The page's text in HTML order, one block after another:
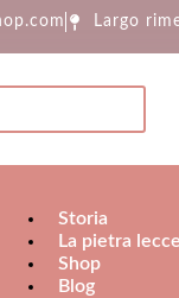
Largo
Storia
La pietra
Shop
Blog